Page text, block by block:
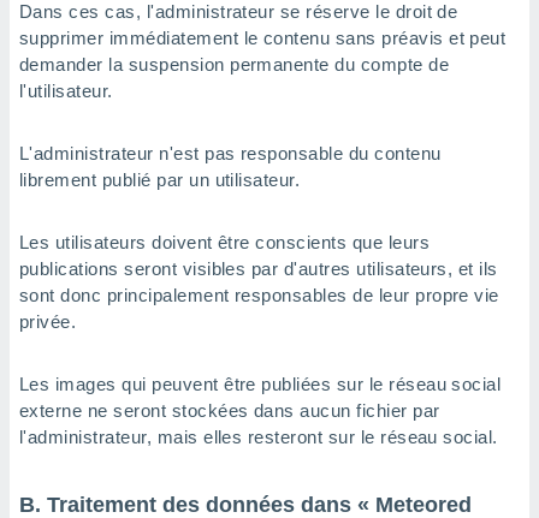
Dans ces cas, l'administrateur se réserve le droit de
supprimer immédiatement le contenu sans préavis et peut
demander la suspension permanente du compte de
l'utilisateur.
L'administrateur n'est pas responsable du contenu
librement publié par un utilisateur.
Les utilisateurs doivent être conscients que leurs
publications seront visibles par d'autres utilisateurs, et ils
sont donc principalement responsables de leur propre vie
privée.
Les images qui peuvent être publiées sur le réseau social
externe ne seront stockées dans aucun fichier par
l'administrateur, mais elles resteront sur le réseau social.
B. Traitement des données dans « Meteored